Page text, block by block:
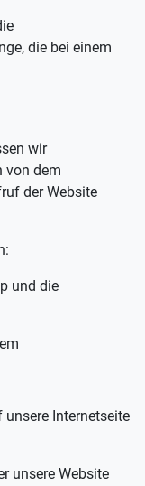
die bei einem
wir
von dem
der Website
und die
unsere Internetseite
unsere Website